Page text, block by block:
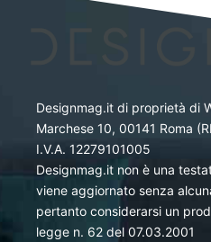
Designmag.it di proprietà di
Marchese 10, 00141 Roma
I.V.A. 12279101005
Designmag.it non è una
viene aggiornato senza
pertanto considerarsi un
legge n. 62 del 07.03.2001